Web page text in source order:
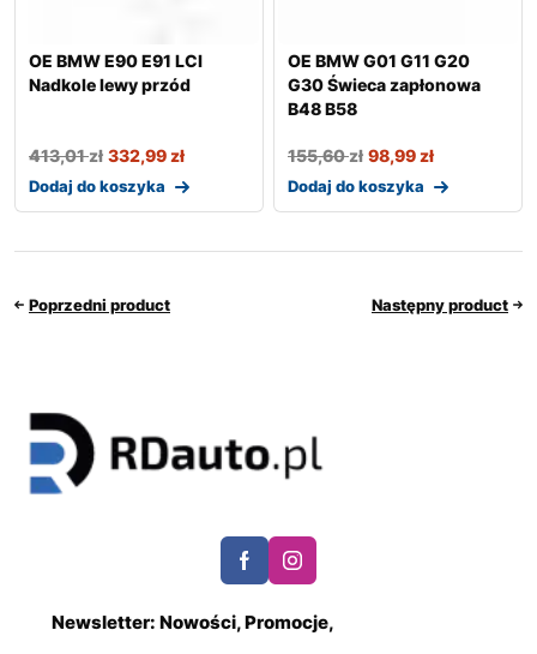
OE BMW E90 E91 LCI
Nadkole lewy przód
413,01zł 332,99zł
Dodaj do koszyka
OE BMW G01 G11 G20
G30 Świeca zapłonowa
B48 B58
155,60zł 98,99zł
Dodaj do koszyka
Poprzedni product Następny product
Newsletter: Nowości, Promocje,